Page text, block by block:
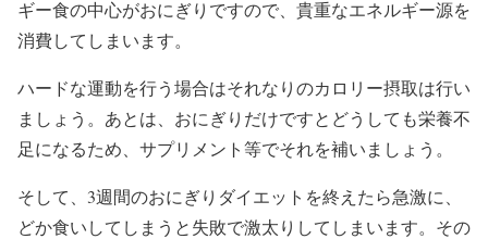
ギー食の中心がおにぎりですので、貴重なエネルギー源を
消費してしまいます。
ハードな運動を行う場合はそれなりのカロリー摂取は行い
ましょう。あとは、おにぎりだけですとどうしても栄養不
足になるため、サプリメント等でそれを補いましょう。
そして、3週間のおにぎりダイエットを終えたら急激に、
どか食いしてしまうと失敗で激太りしてしまいます。その